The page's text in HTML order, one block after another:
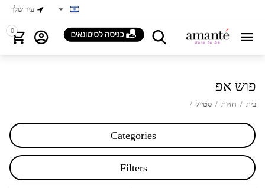
עיר שלך
0
פוש אפ
בית / חזיות / סטייל /
Categories
Filters